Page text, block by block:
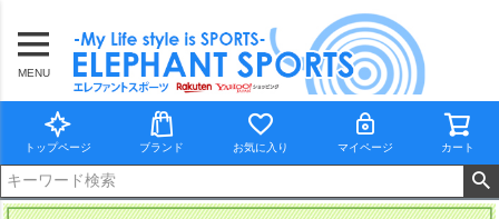
MENU
トップページ ブランド お気に入り マイページ カート